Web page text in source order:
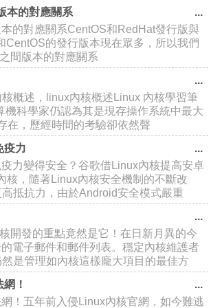
本的對應關系
的對應關系CentOS和RedHat發行版與
的發行版本現在眾多，所以我們
間版本的對應關系
概述，linux內核概述Linux 內核學習筆
科學家仍認為其是現存操作系統中最大
在，歷經時間的考驗卻依然聲
疫力
力變得安全？谷歌借Linux內核提高安卓
核，隨著Linux內核安全機制的不斷改
抵抗力，由於Android安全模式嚴重
開發的重點竟然是它！在日新月異的今
電子郵件和郵件列表。穩定內核維護者
是管理如內核這樣龐大項目的最佳方
！
！五年前入侵Linux內核官網，如今難逃